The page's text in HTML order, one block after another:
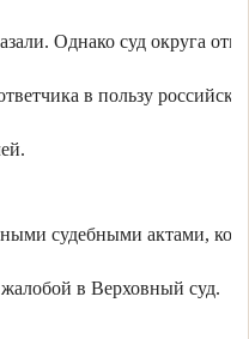
Однако суд округа
в пользу
судебными актами,
в Верховный суд.